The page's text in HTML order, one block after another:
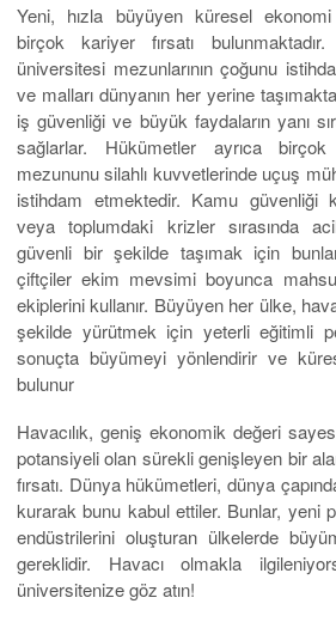
Yeni, hızla büyüyen küresel ekonomi
birçok kariyer fırsatı bulunmaktadır.
üniversitesi mezunlarının çoğunu
ve malları dünyanın her yerine
iş güvenliği ve büyük faydaların yanı
sağlarlar. Hükümetler ayrıca birçok
mezununu silahlı kuvvetlerinde uçuş
istihdam etmektedir. Kamu güvenliği
veya toplumdaki krizler sırasında
güvenli bir şekilde taşımak için
çiftçiler ekim mevsimi boyunca
ekiplerini kullanır. Büyüyen her ülke,
şekilde yürütmek için yeterli eğitimli
sonuçta büyümeyi yönlendirir ve
bulunur
Havacılık, geniş ekonomik değeri
potansiyeli olan sürekli genişleyen bir
fırsatı. Dünya hükümetleri, dünya
kurarak bunu kabul ettiler. Bunlar, yeni
endüstrilerini oluşturan ülkelerde
gereklidir. Havacı olmakla
üniversitenize göz atın!